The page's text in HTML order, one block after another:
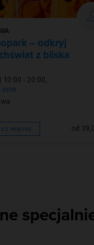
– odkryj
z bliska
10:00 - 20:00
inne
więcej od